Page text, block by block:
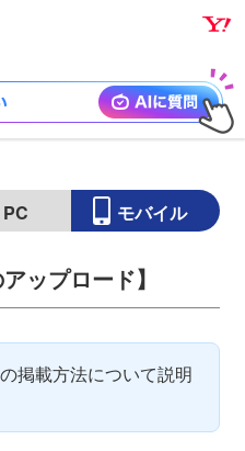
PC モバイル
ップロード】
掲載方法について説明